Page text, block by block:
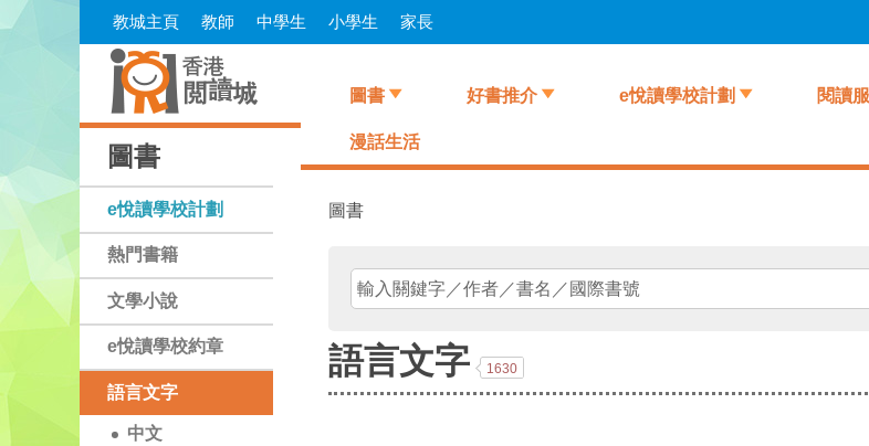
Skip
教城主頁 教師 中學生 小學生 家長
圖書
e悅讀學校計劃
熱門書籍
文學小說
e悅讀學校約章
語言文字
中文
圖書 好書推介 e悅讀學校計劃 閱讀
漫話生活
圖書
語言文字 1630